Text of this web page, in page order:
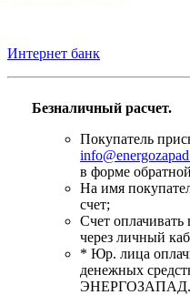
Интернет банк
Безналичный расчет.
Покупатель
в форме
На имя
счет;
Счет оплачивать
через личный
* Юр. лица
денежных
ЭНЕРГОЗАПАД.